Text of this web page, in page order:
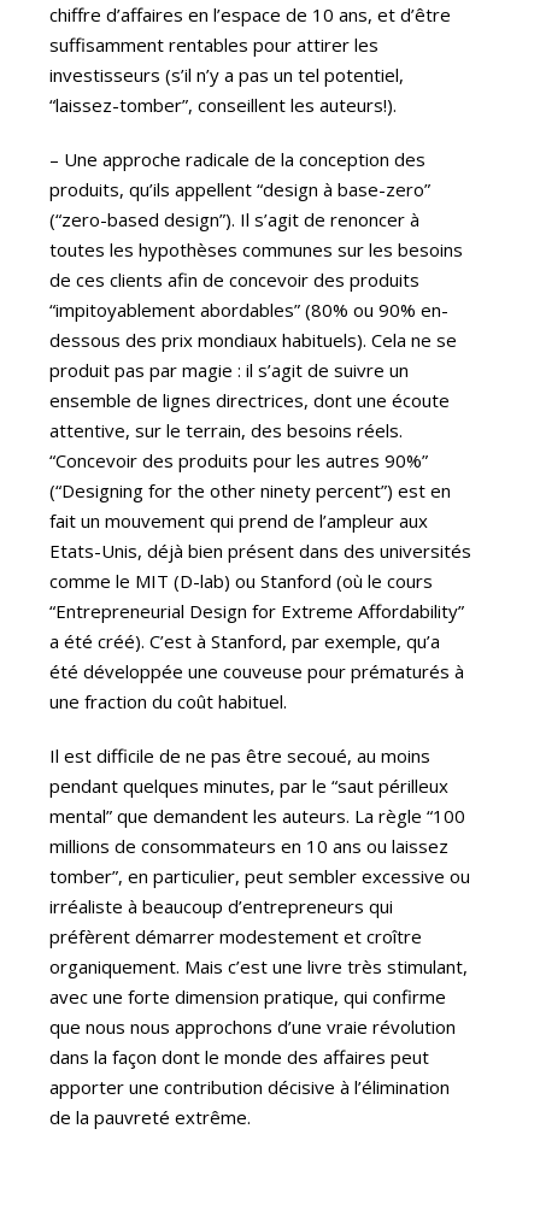
chiffre d’affaires en l’espace de 10 ans, et d’être
suffisamment rentables pour attirer les
investisseurs (s’il n’y a pas un tel potentiel,
“laissez-tomber”, conseillent les auteurs!).
– Une approche radicale de la conception des
produits, qu’ils appellent “design à base-zero”
(“zero-based design”). Il s’agit de renoncer à
toutes les hypothèses communes sur les besoins
de ces clients afin de concevoir des produits
“impitoyablement abordables” (80% ou 90% en-
dessous des prix mondiaux habituels). Cela ne se
produit pas par magie : il s’agit de suivre un
ensemble de lignes directrices, dont une écoute
attentive, sur le terrain, des besoins réels.
“Concevoir des produits pour les autres 90%”
(“Designing for the other ninety percent”) est en
fait un mouvement qui prend de l’ampleur aux
Etats-Unis, déjà bien présent dans des universités
comme le MIT (D-lab) ou Stanford (où le cours
“Entrepreneurial Design for Extreme Affordability”
a été créé). C’est à Stanford, par exemple, qu’a
été développée une couveuse pour prématurés à
une fraction du coût habituel.
Il est difficile de ne pas être secoué, au moins
pendant quelques minutes, par le “saut périlleux
mental” que demandent les auteurs. La règle “100
millions de consommateurs en 10 ans ou laissez
tomber”, en particulier, peut sembler excessive ou
irréaliste à beaucoup d’entrepreneurs qui
préfèrent démarrer modestement et croître
organiquement. Mais c’est une livre très stimulant,
avec une forte dimension pratique, qui confirme
que nous nous approchons d’une vraie révolution
dans la façon dont le monde des affaires peut
apporter une contribution décisive à l’élimination
de la pauvreté extrême.